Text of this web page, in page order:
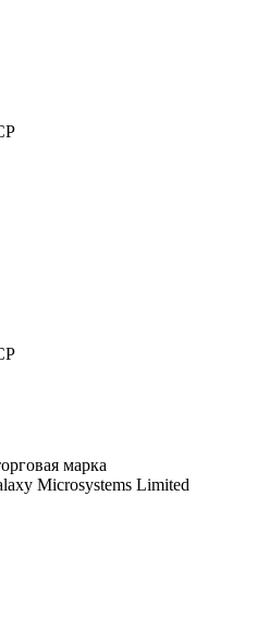
марка
Microsystems Limited